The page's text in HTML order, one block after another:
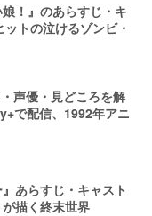
！』のあらすじ・キ
トの泣けるゾンビ・
声優・見どころを解
で配信、1992年アニ
あらすじ・キャスト
描く終末世界